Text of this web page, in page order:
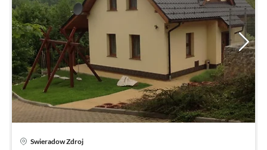
Swieradow Zdroj